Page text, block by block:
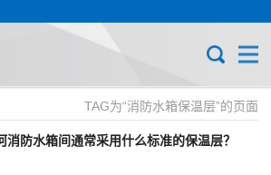
TAG为“消防水箱保温层”的页面
消防水箱间通常采用什么标准的保温层？